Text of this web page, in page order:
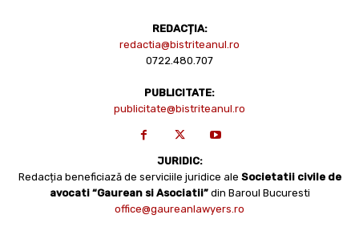
REDACȚIA:
redactia@bistriteanul.ro
0722.480.707
PUBLICITATE:
publicitate@bistriteanul.ro
JURIDIC:
Redacția beneficiază de serviciile juridice ale Societatii civile de
avocati “Gaurean si Asociatii” din Baroul Bucuresti
office@gaureanlawyers.ro